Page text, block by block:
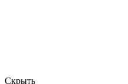
Скрыть